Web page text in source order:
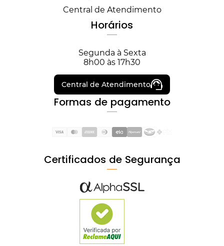
Central de Atendimento
Horários
Segunda à Sexta
8h00 às 17h30
Central de Atendimento
Formas de pagamento
Certificados de Segurança